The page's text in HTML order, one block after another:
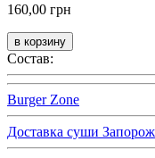
160,00 грн
Состав:
Burger Zone
Доставка суши